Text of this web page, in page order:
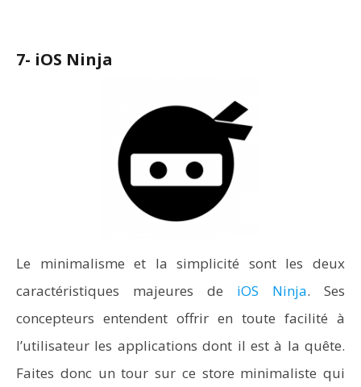
7- iOS Ninja
Le minimalisme et la simplicité sont les deux
caractéristiques majeures de iOS Ninja. Ses
concepteurs entendent offrir en toute facilité à
l’utilisateur les applications dont il est à la quête.
Faites donc un tour sur ce store minimaliste qui